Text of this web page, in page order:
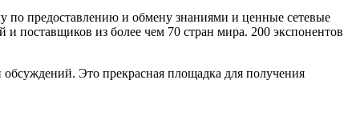
по предоставлению и обмену знаниями и ценные сетевые
поставщиков из более чем 70 стран мира. 200 экспонентов
Это прекрасная площадка для получения